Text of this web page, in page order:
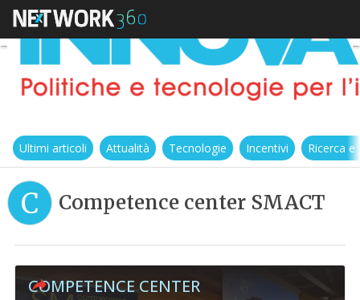
Ultimi articoli Attualità Tecnologie Incentivi Ricerca
C Competence center SMACT
COMPETENCE CENTER